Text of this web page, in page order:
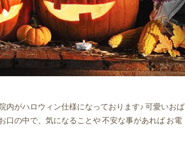
内がハロウィン仕様になっております♪ 可愛いおば
口の中で、気になることや 不安な事があれば お電